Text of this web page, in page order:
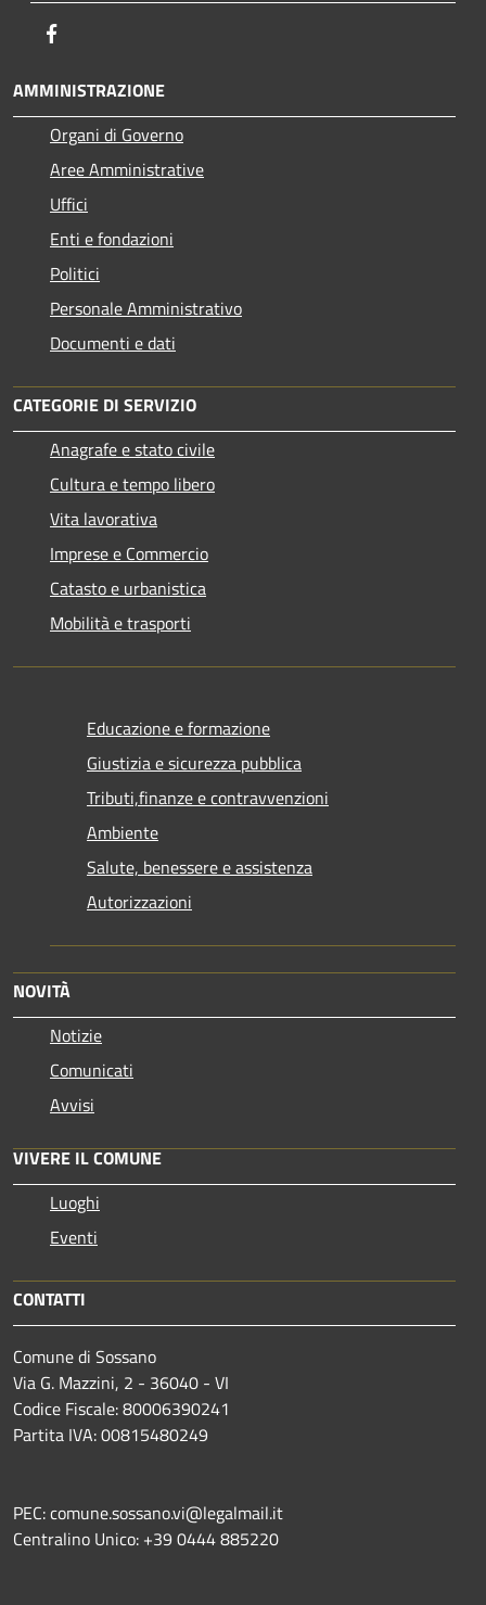
AMMINISTRAZIONE
Organi di Governo
Aree Amministrative
Uffici
Enti e fondazioni
Politici
Personale Amministrativo
Documenti e dati
CATEGORIE DI SERVIZIO
Anagrafe e stato civile
Cultura e tempo libero
Vita lavorativa
Imprese e Commercio
Catasto e urbanistica
Mobilità e trasporti
Educazione e formazione
Giustizia e sicurezza pubblica
Tributi,finanze e contravvenzioni
Ambiente
Salute, benessere e assistenza
Autorizzazioni
NOVITÀ
Notizie
Comunicati
Avvisi
VIVERE IL COMUNE
Luoghi
Eventi
CONTATTI
Comune di Sossano
Via G. Mazzini, 2 - 36040 - VI
Codice Fiscale: 80006390241
Partita IVA: 00815480249
PEC: comune.sossano.vi@legalmail.it
Centralino Unico: +39 0444 885220